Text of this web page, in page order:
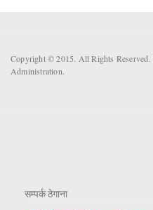
Copyright © 2015. All Rights
Administration.
सम्पर्क ठेगाना